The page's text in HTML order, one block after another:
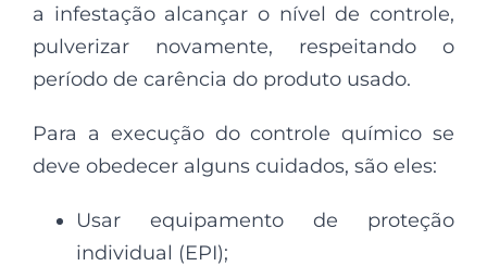
a infestação alcançar o nível de controle,
pulverizar novamente, respeitando o
período de carência do produto usado.
Para a execução do controle químico se
deve obedecer alguns cuidados, são eles:
Usar equipamento de proteção
individual (EPI);